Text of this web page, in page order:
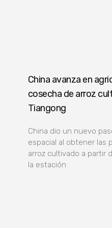
China avanza en
cosecha de arroz
Tiangong
China dio un nuevo
espacial al obtener las
arroz cultivado a partir
la estación